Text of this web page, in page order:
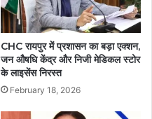
CHC रायपुर में प्रशासन का बड़ा एक्शन,
जन औषधि केंद्र और निजी मेडिकल स्टोर
के लाइसेंस निरस्त
February 18, 2026